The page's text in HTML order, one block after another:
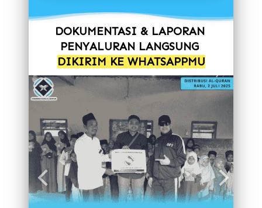
DOKUMENTASI & LAPORAN
DIKIRIM KE WHATSAPPMU